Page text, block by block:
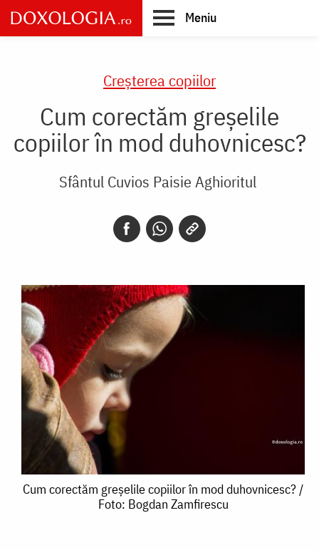
Skip
to
main
Meniu
Creşterea copiilor
Cum corectăm greșelile
copiilor în mod duhovnicesc?
Sfântul Cuvios Paisie Aghioritul
Cum
Cum corectăm greșelile copiilor în mod duhovnicesc? /
Foto: Bogdan Zamfirescu